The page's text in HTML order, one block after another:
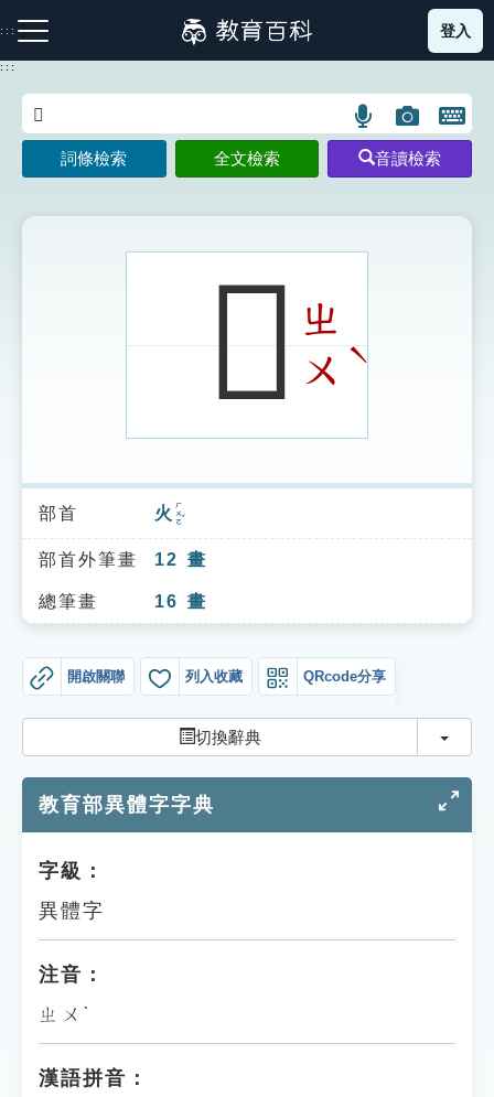
到
主
:::
注音索引圖示 筆畫索引圖示 部首索引表圖示
索引選單
知識索引
單字索引
遊戲專區
教學應用
貓頭鷹博士
登入
:::
語
言
搜
示
圖
片
搜
開
鍵
圖
詞條檢索 全文檢索 音讀檢索
𤎧ㄓ
ㄨˋ
部首 火 ㄏㄨㄛˇ
部首外筆畫 12 畫
總筆畫 16 畫
開啟關聯 列入收藏 QRcode分享
切換辭典 切換
教育部異體字字典
字級：
異體字
注音：
ㄓㄨˋ
漢語拼音：